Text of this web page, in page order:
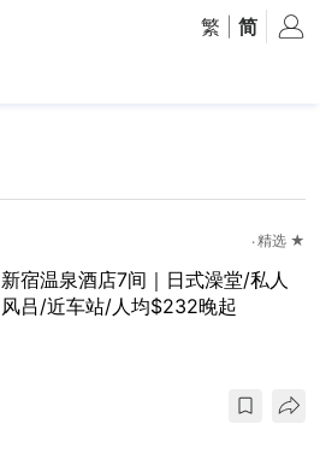
繁 简
精选 ★
新宿温泉酒店7间｜日式澡堂/私人
风吕/近车站/人均$232晚起